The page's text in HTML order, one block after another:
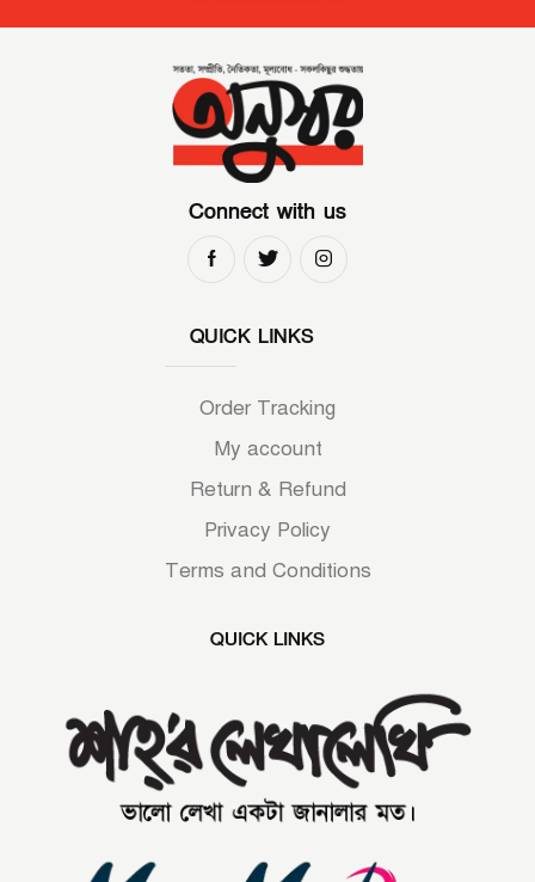
Connect with us
QUICK LINKS
Order Tracking
My account
Return & Refund
Privacy Policy
Terms and Conditions
QUICK LINKS